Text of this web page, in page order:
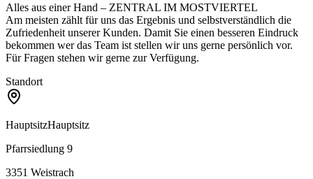
Alles aus einer Hand – ZENTRAL IM MOSTVIERTEL
Am meisten zählt für uns das Ergebnis und selbstverständlich die
Zufriedenheit unserer Kunden. Damit Sie einen besseren Eindruck
bekommen wer das Team ist stellen wir uns gerne persönlich vor.
Für Fragen stehen wir gerne zur Verfügung.
Standort
HauptsitzHauptsitz
Pfarrsiedlung 9
3351 Weistrach